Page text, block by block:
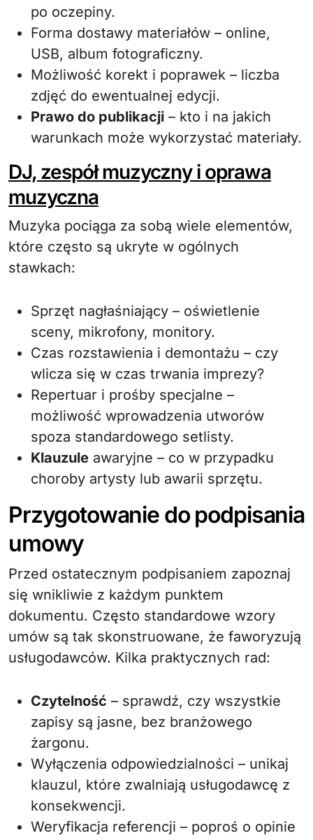
po oczepiny.
Forma dostawy materiałów – online,
USB, album fotograficzny.
Możliwość korekt i poprawek – liczba
zdjęć do ewentualnej edycji.
Prawo do publikacji – kto i na jakich
warunkach może wykorzystać materiały.
DJ, zespół muzyczny i oprawa
muzyczna
Muzyka pociąga za sobą wiele elementów,
które często są ukryte w ogólnych
stawkach:
Sprzęt nagłaśniający – oświetlenie
sceny, mikrofony, monitory.
Czas rozstawienia i demontażu – czy
wlicza się w czas trwania imprezy?
Repertuar i prośby specjalne –
możliwość wprowadzenia utworów
spoza standardowego setlisty.
Klauzule awaryjne – co w przypadku
choroby artysty lub awarii sprzętu.
Przygotowanie do podpisania
umowy
Przed ostatecznym podpisaniem zapoznaj
się wnikliwie z każdym punktem
dokumentu. Często standardowe wzory
umów są tak skonstruowane, że faworyzują
usługodawców. Kilka praktycznych rad:
Czytelność – sprawdź, czy wszystkie
zapisy są jasne, bez branżowego
żargonu.
Wyłączenia odpowiedzialności – unikaj
klauzul, które zwalniają usługodawcę z
konsekwencji.
Weryfikacja referencji – poproś o opinie